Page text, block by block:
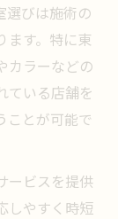
選びは施術の
ます。特に東
カラーなどの
ている店舗を
ことが可能で
ービスを提供
しやすく時短